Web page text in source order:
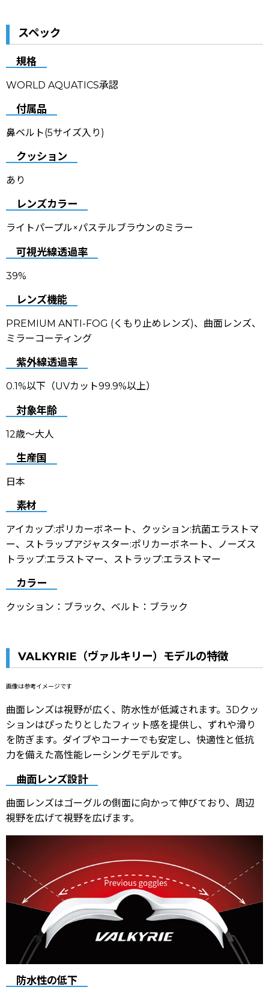
スペック
規格
WORLD AQUATICS承認
付属品
鼻ベルト(5サイズ入り)
クッション
あり
レンズカラー
ライトパープル×パステルブラウンのミラー
可視光線透過率
39%
レンズ機能
PREMIUM ANTI-FOG (くもり止めレンズ)、 曲面レンズ、
ミラーコーティング
紫外線透過率
0.1%以下（UVカット99.9%以上）
対象年齢
12歳〜大人
生産国
日本
素材
アイカップ:ポリカーボネート、クッション:抗菌エラストマ
ー、ストラップアジャスター:ポリカーボネート、ノーズス
トラップ:エラストマー、ストラップ:エラストマー
カラー
クッション： ブラック、ベルト： ブラック
VALKYRIE（ヴァルキリー）モデルの特徴
画像は参考イメージです
曲面レンズは視野が広く、防水性が低減されます。3Dクッ
ションはぴったりとしたフィット感を提供し、ずれや滑り
を防ぎます。ダイブやコーナーでも安定し、快適性と低抗
力を備えた高性能レーシングモデルです。
曲面レンズ設計
曲面レンズはゴーグルの側面に向かって伸びており、周辺
視野を広げて視野を広げます。
防水性の低下